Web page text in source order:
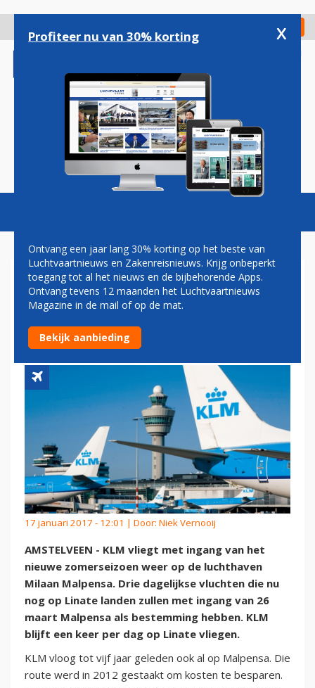
gaan
Check in
Magazine Podcasts Vacatures
KLM VERPLAATST
VLUCHTEN VAN LINATE
NAAR MALPENSA
17 januari 2017 - 12:01 | Door: Niek Vernooij
AMSTELVEEN - KLM vliegt met ingang van het
nieuwe zomerseizoen weer op de luchthaven
Milaan Malpensa. Drie dagelijkse vluchten die nu
nog op Linate landen zullen met ingang van 26
maart Malpensa als bestemming hebben. KLM
blijft een keer per dag op Linate vliegen.
KLM vloog tot vijf jaar geleden ook al op Malpensa. Die
route werd in 2012 gestaakt om kosten te besparen.
Profiteer nu van 30% korting x
Ontvang een jaar lang 30% korting op het beste van
Luchtvaartnieuws en Zakenreisnieuws. Krijg onbeperkt
toegang tot al het nieuws en de bijbehorende Apps.
Ontvang tevens 12 maanden het Luchtvaartnieuws
Magazine in de mail of op de mat.
Bekijk aanbieding